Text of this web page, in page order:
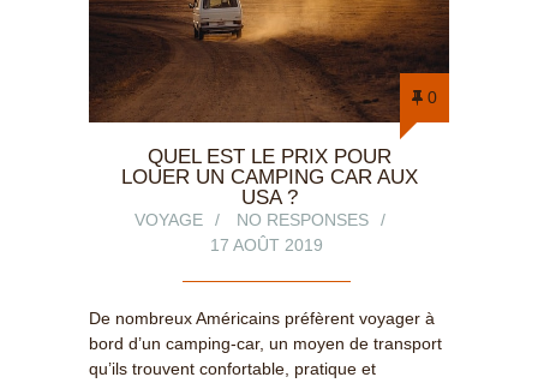
0
QUEL EST LE PRIX POUR
LOUER UN CAMPING CAR AUX
USA ?
VOYAGE
NO RESPONSES
17 AOÛT 2019
De nombreux Américains préfèrent voyager à
bord d’un camping-car, un moyen de transport
qu’ils trouvent confortable, pratique et